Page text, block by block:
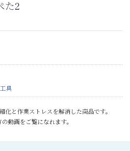
た2
具
化と作業ストレスを解消した商品です。
動画をご覧になれます。